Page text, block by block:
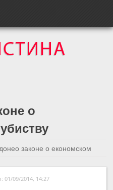
о
донео законе о економском
вест
Следећа вест →
01/09/2014, 14:27